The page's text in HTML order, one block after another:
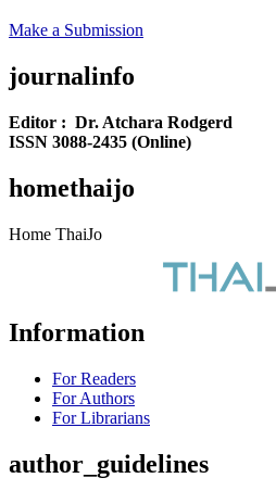
Make a Submission
journalinfo
Editor : Dr. Atchara Rodgerd
ISSN 3088-2435 (Online)
homethaijo
Home ThaiJo
Information
For Readers
For Authors
For Librarians
author_guidelines